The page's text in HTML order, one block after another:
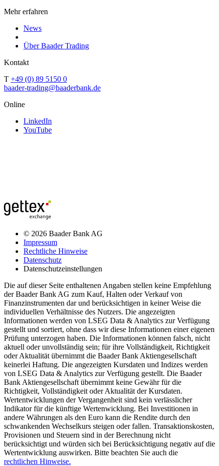
Mehr erfahren
News
Über Baader Trading
Kontakt
T +49 (0) 89 5150 0
baader-trading@baaderbank.de
Online
LinkedIn
YouTube
© 2026 Baader Bank AG
Impressum
Rechtliche Hinweise
Datenschutz
Datenschutzeinstellungen
Die auf dieser Seite enthaltenen Angaben stellen keine Empfehlung
der Baader Bank AG zum Kauf, Halten oder Verkauf von
Finanzinstrumenten dar und berücksichtigen in keiner Weise die
individuellen Verhältnisse des Nutzers. Die angezeigten
Informationen werden von LSEG Data & Analytics zur Verfügung
gestellt und sortiert, ohne dass wir diese Informationen einer eigenen
Prüfung unterzogen haben. Die Informationen können falsch, nicht
aktuell oder unvollständig sein; für ihre Vollständigkeit, Richtigkeit
oder Aktualität übernimmt die Baader Bank Aktiengesellschaft
keinerlei Haftung. Die angezeigten Kursdaten und Indizes werden
von LSEG Data & Analytics zur Verfügung gestellt. Die Baader
Bank Aktiengesellschaft übernimmt keine Gewähr für die
Richtigkeit, Vollständigkeit oder Aktualität der Kursdaten.
Wertentwicklungen der Vergangenheit sind kein verlässlicher
Indikator für die künftige Wertenwicklung. Bei Investitionen in
andere Währungen als den Euro kann die Rendite durch den
schwankenden Wechselkurs steigen oder fallen. Transaktionskosten,
Provisionen und Steuern sind in der Berechnung nicht
berücksichtigt und würden sich bei Berücksichtigung negativ auf die
Wertentwicklung auswirken. Bitte beachten Sie auch die
rechtlichen Hinweise.